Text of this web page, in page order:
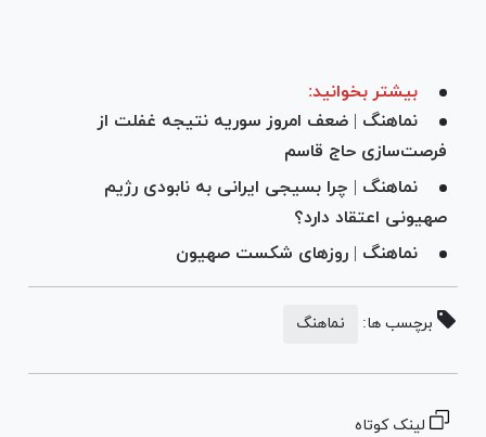
بیشتر بخوانید:
نماهنگ | ضعف امروز سوریه نتیجه غفلت از
فرصت‌سازی حاج قاسم
نماهنگ | چرا بسیجی ایرانی به نابودی رژیم
صهیونی اعتقاد دارد؟
نماهنگ | روزهای شکست صهیون
برچسب ها: نماهنگ
لینک کوتاه